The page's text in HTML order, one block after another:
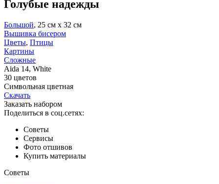
Голубые надежды
Большой, 25 см х 32 см
Вышивка бисером
Цветы, Птицы
Картины
Сложные
Aida 14, White
30 цветов
Символьная цветная
Скачать
Заказать набором
Поделиться в соц.сетях:
Советы
Сервисы
Фото отшивов
Купить материалы
Советы